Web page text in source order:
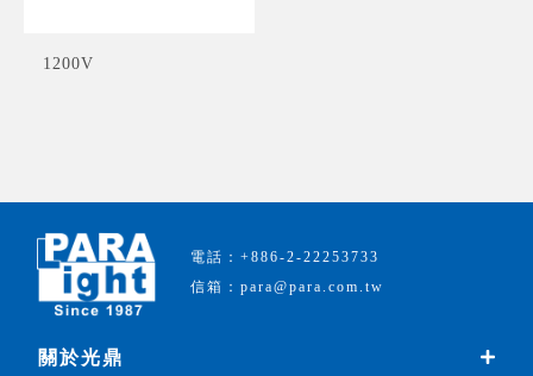
1200V
電話：+886-2-22253733
信箱：para@para.com.tw
關於光鼎